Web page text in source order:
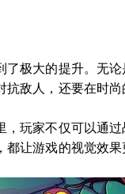
极大的提升。无
敌人，还要在时
玩家不仅可以通
让游戏的视觉效果